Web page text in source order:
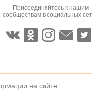
Присоединяйтесь к нашим
сообществам в социальных